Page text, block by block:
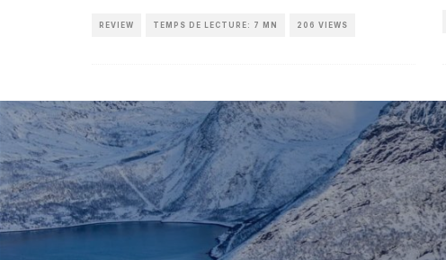
REVIEW TEMPS DE LECTURE: 7 MN 206 VIEWS